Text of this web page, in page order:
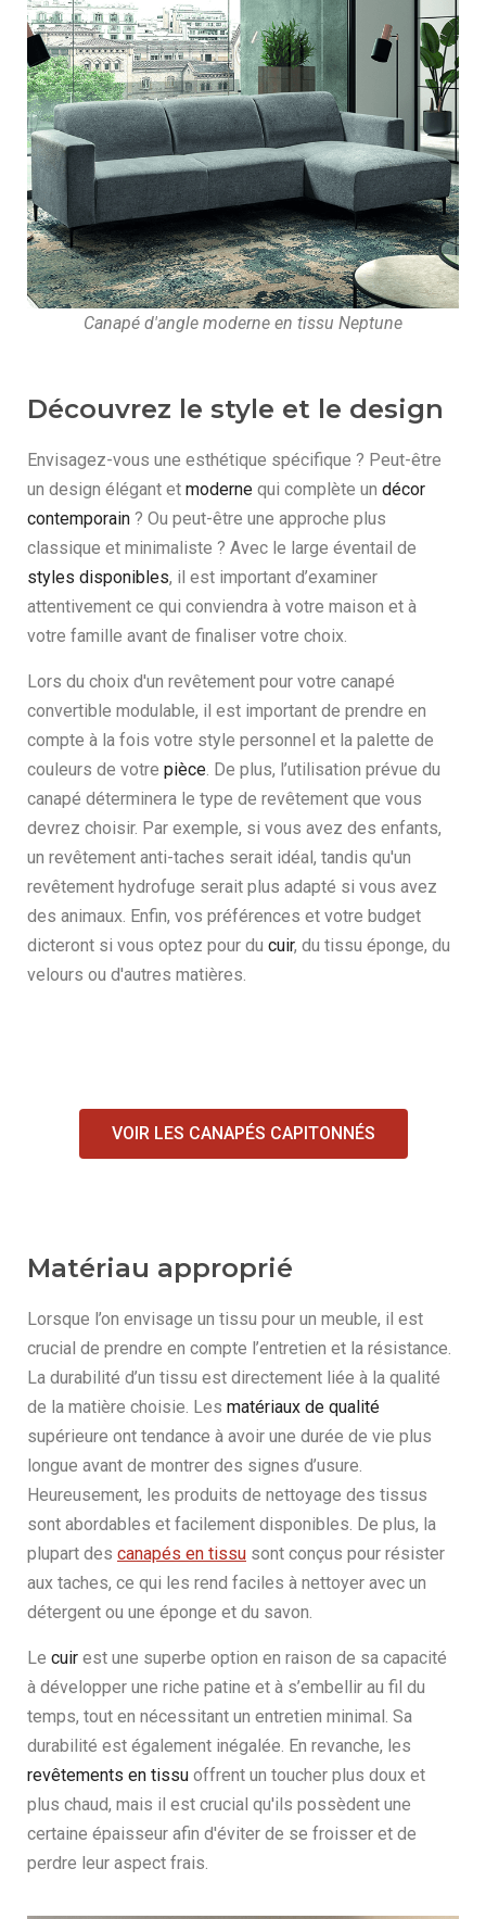
Canapé d'angle moderne en tissu Neptune
Découvrez le style et le design
Envisagez-vous une esthétique spécifique ? Peut-être
un design élégant et moderne qui complète un décor
contemporain ? Ou peut-être une approche plus
classique et minimaliste ? Avec le large éventail de
styles disponibles, il est important d’examiner
attentivement ce qui conviendra à votre maison et à
votre famille avant de finaliser votre choix.
Lors du choix d'un revêtement pour votre canapé
convertible modulable, il est important de prendre en
compte à la fois votre style personnel et la palette de
couleurs de votre pièce. De plus, l’utilisation prévue du
canapé déterminera le type de revêtement que vous
devrez choisir. Par exemple, si vous avez des enfants,
un revêtement anti-taches serait idéal, tandis qu'un
revêtement hydrofuge serait plus adapté si vous avez
des animaux. Enfin, vos préférences et votre budget
dicteront si vous optez pour du cuir, du tissu éponge, du
velours ou d'autres matières.
VOIR LES CANAPÉS CAPITONNÉS
Matériau approprié
Lorsque l’on envisage un tissu pour un meuble, il est
crucial de prendre en compte l’entretien et la résistance.
La durabilité d’un tissu est directement liée à la qualité
de la matière choisie. Les matériaux de qualité
supérieure ont tendance à avoir une durée de vie plus
longue avant de montrer des signes d’usure.
Heureusement, les produits de nettoyage des tissus
sont abordables et facilement disponibles. De plus, la
plupart des canapés en tissu sont conçus pour résister
aux taches, ce qui les rend faciles à nettoyer avec un
détergent ou une éponge et du savon.
Le cuir est une superbe option en raison de sa capacité
à développer une riche patine et à s’embellir au fil du
temps, tout en nécessitant un entretien minimal. Sa
durabilité est également inégalée. En revanche, les
revêtements en tissu offrent un toucher plus doux et
plus chaud, mais il est crucial qu'ils possèdent une
certaine épaisseur afin d'éviter de se froisser et de
perdre leur aspect frais.